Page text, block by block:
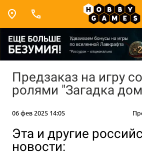
Предзаказ на игру
ролями "Загадка
06 фев 2025 14:05
Эта и другие
новости: